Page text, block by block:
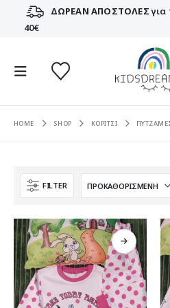
ΔΩΡΕΑΝ ΑΠΟΣΤΟΛΕΣγια
40€
HOME SHOP ΚΟΡΙΤΣΙ
FILTER